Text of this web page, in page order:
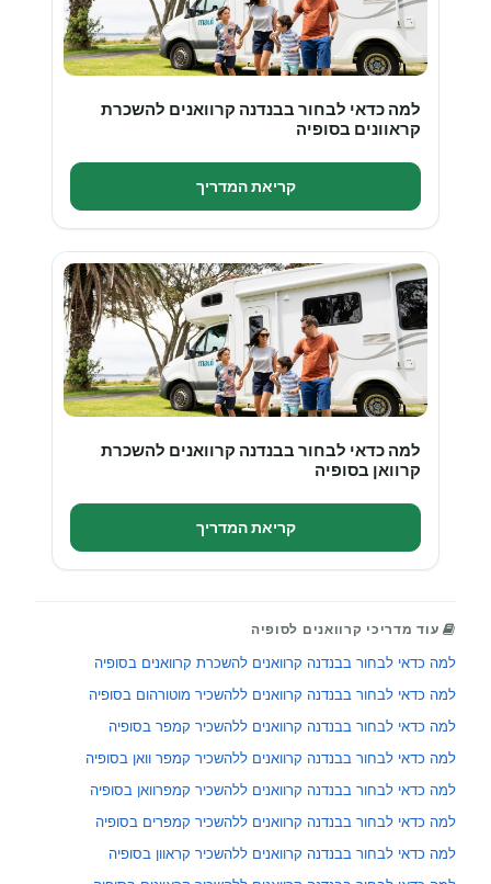
למה כדאי לבחור בבנדנה קרוואנים להשכרת
קראוונים בסופיה
קריאת המדריך
למה כדאי לבחור בבנדנה קרוואנים להשכרת
קרוואן בסופיה
קריאת המדריך
עוד מדריכי קרוואנים לסופיה
למה כדאי לבחור בבנדנה קרוואנים להשכרת קרוואנים בסופיה
למה כדאי לבחור בבנדנה קרוואנים ללהשכיר מוטורהום בסופיה
למה כדאי לבחור בבנדנה קרוואנים ללהשכיר קמפר בסופיה
למה כדאי לבחור בבנדנה קרוואנים ללהשכיר קמפר וואן בסופיה
למה כדאי לבחור בבנדנה קרוואנים ללהשכיר קמפרוואן בסופיה
למה כדאי לבחור בבנדנה קרוואנים ללהשכיר קמפרים בסופיה
למה כדאי לבחור בבנדנה קרוואנים ללהשכיר קראוון בסופיה